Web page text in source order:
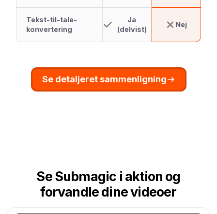
Tekst-til-tale-
konvertering
Ja
(delvist)
Nej
Se detaljeret sammenligning
Se Submagic i aktion og
forvandle dine videoer